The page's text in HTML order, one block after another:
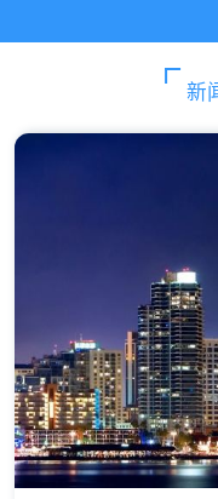
新